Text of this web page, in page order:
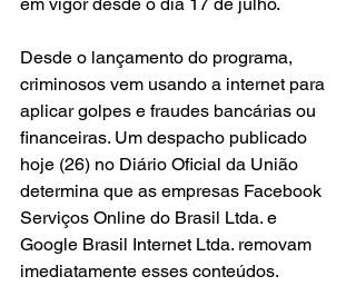
Desde o lançamento do programa,
criminosos vem usando a internet para
aplicar golpes e fraudes bancárias ou
financeiras. Um despacho publicado
hoje (26) no Diário Oficial da União
determina que as empresas Facebook
Serviços Online do Brasil Ltda. e
Google Brasil Internet Ltda. removam
imediatamente esses conteúdos.